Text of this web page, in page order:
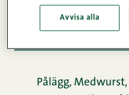
Näringsinnehåll
Pålägg, Medwurst,
Avvisa alla